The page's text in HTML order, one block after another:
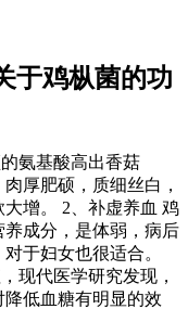
于鸡枞菌的功
氨基酸高出香菇
厚肥硕，质细丝白，
增。 2、补虚养血 鸡
成分，是体弱，病后
于妇女也很适合。
现代医学研究发现，
低血糖有明显的效